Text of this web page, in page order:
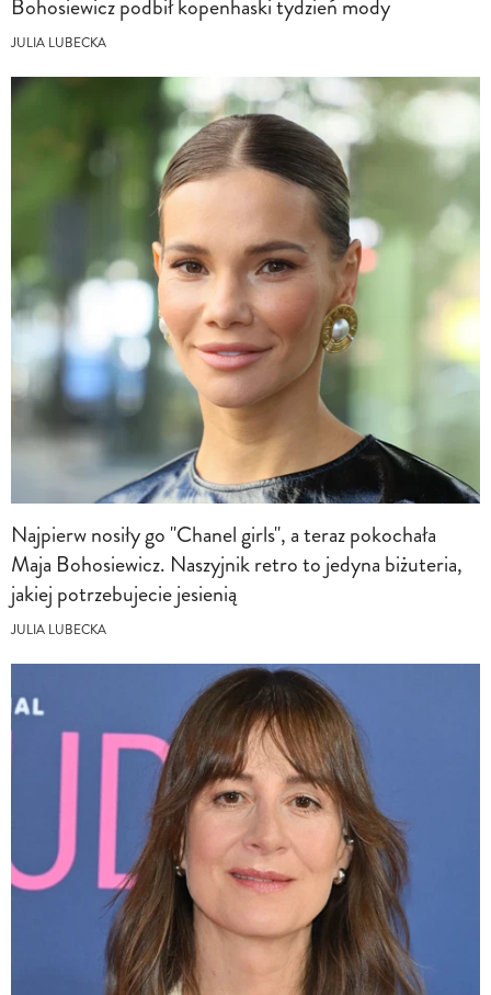
Bohosiewicz podbił kopenhaski tydzień mody
JULIA LUBECKA
Najpierw nosiły go "Chanel girls", a teraz pokochała
Maja Bohosiewicz. Naszyjnik retro to jedyna biżuteria,
jakiej potrzebujecie jesienią
JULIA LUBECKA